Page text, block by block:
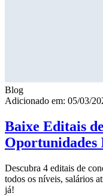
Blog
Adicionado em: 05/03/
Baixe Editais
Oportunidades
Descubra 4 editais de
todos os níveis, salários
já!